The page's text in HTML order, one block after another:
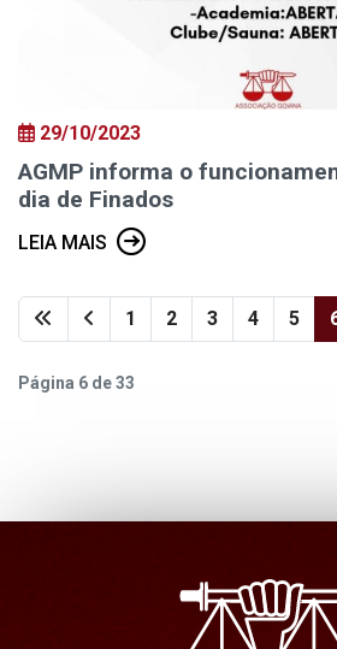
29/10/2023
AGMP informa o
dia de Finados
LEIA MAIS
1 2 3 4 5
Página 6 de 33